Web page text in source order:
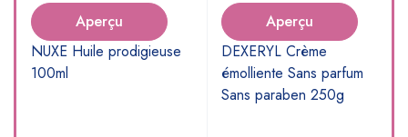
Aperçu
NUXE Huile prodigieuse
100ml
Aperçu
DEXERYL Crème
émolliente Sans parfum
Sans paraben 250g